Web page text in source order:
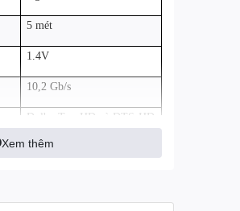
5 mét
1.4V
10,2 Gb/s
Dolby TrueHD và DTS-HD
Xem thêm